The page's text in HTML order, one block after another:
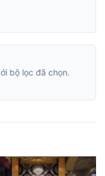
bộ lọc đã chọn.